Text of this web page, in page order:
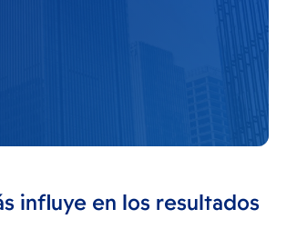
influye en los resultados